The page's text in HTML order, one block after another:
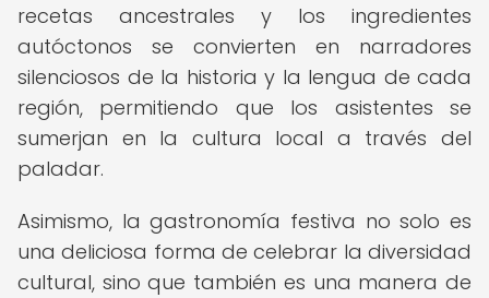
recetas ancestrales y los ingredientes
autóctonos se convierten en narradores
silenciosos de la historia y la lengua de cada
región, permitiendo que los asistentes se
sumerjan en la cultura local a través del
paladar.
Asimismo, la gastronomía festiva no solo es
una deliciosa forma de celebrar la diversidad
cultural, sino que también es una manera de